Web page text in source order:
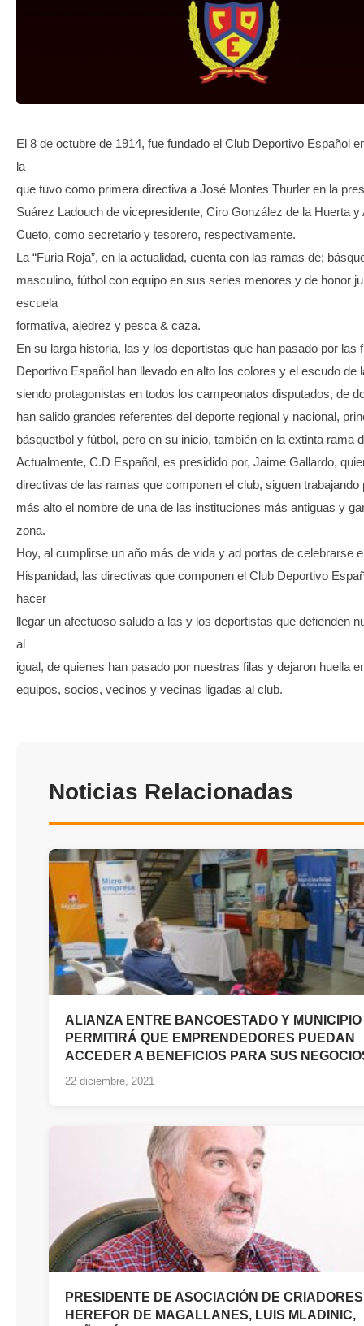
El 8 de octubre de 1914, fue fundado el Club Deportivo Español
la
que tuvo como primera directiva a José Montes Thurler en la
Suárez Ladouch de vicepresidente, Ciro González de la Huerta y
Cueto, como secretario y tesorero, respectivamente.
La “Furia Roja”, en la actualidad, cuenta con las ramas de;
masculino, fútbol con equipo en sus series menores y de honor
escuela
formativa, ajedrez y pesca & caza.
En su larga historia, las y los deportistas que han pasado por las
Deportivo Español han llevado en alto los colores y el escudo de
siendo protagonistas en todos los campeonatos disputados, de
han salido grandes referentes del deporte regional y nacional,
básquetbol y fútbol, pero en su inicio, también en la extinta rama
Actualmente, C.D Español, es presidido por, Jaime Gallardo,
directivas de las ramas que componen el club, siguen trabajando
más alto el nombre de una de las instituciones más antiguas y
zona.
Hoy, al cumplirse un año más de vida y ad portas de celebrarse
Hispanidad, las directivas que componen el Club Deportivo
hacer
llegar un afectuoso saludo a las y los deportistas que defienden
al
igual, de quienes han pasado por nuestras filas y dejaron huella
equipos, socios, vecinos y vecinas ligadas al club.
Noticias Relacionadas
ALIANZA ENTRE BANCOESTADO Y MUNICIPIO
PERMITIRÁ QUE EMPRENDEDORES PUEDAN
ACCEDER A BENEFICIOS PARA SUS
22 diciembre, 2021
PRESIDENTE DE ASOCIACIÓN DE CRIADORES
HEREFOR DE MAGALLANES, LUIS MLADINIC,